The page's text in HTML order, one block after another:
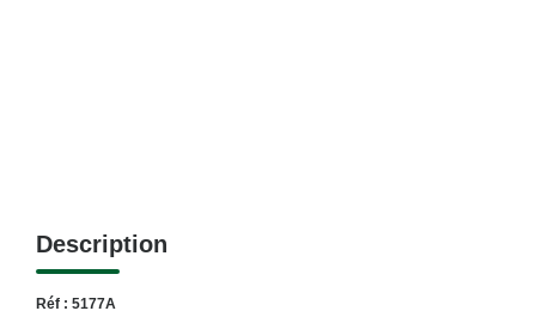
Description
Réf : 5177A